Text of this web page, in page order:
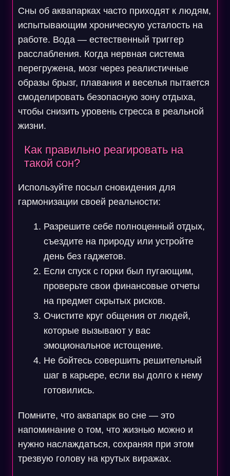
Сны об аквапарках часто приходят к людям,
испытывающим хроническую усталость на
работе. Вода — естественный триггер
расслабления. Когда нервная система
перегружена, мозг через реалистичные
образы брызг, плавания и веселья пытается
смоделировать безопасную зону отдыха,
чтобы снизить уровень стресса в реальной
жизни.
Как правильно реагировать на
такой сон?
Используйте посыл сновидения для
гармонизации своей реальности:
Разрешите себе полноценный отдых,
съездите на природу или устройте
день без гаджетов.
Если спуск с горки был пугающим,
проверьте свои финансовые отчеты
на предмет скрытых рисков.
Очистите круг общения от людей,
которые вызывают у вас
эмоциональное истощение.
Не бойтесь совершить решительный
шаг в карьере, если вы долго к нему
готовились.
Помните, что аквапарк во сне — это
напоминание о том, что жизнью можно и
нужно наслаждаться, сохраняя при этом
трезвую голову на крутых виражах.